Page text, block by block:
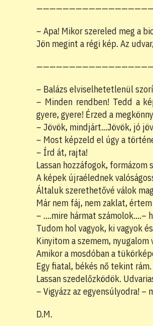
– Apa! Mikor szereled meg a
Jön megint a régi kép. Az
– Balázs elviselhetetlenül
– Minden rendben! Tedd a
gyere, gyere! Érzed a
– Jövök, mindjárt…Jövök, jó
– Most képzeld el úgy a
– Írd át, rajta!
Lassan hozzáfogok,
A képek újraélednek
Általuk szerethetővé válok
Már nem fáj, nem zaklat,
– ….mire hármat számolok….–
Tudom hol vagyok, ki vagyok
Kinyitom a szemem, nyugalom
Amikor a mosdóban a
Egy fiatal, békés nő tekint rám.
Lassan szedelőzködök.
– Vigyázz az egyensúlyodra! –
D.M.